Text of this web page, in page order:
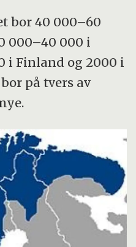
bor 40 000–60
000–40 000 i
i Finland og 2000 i
på tvers av